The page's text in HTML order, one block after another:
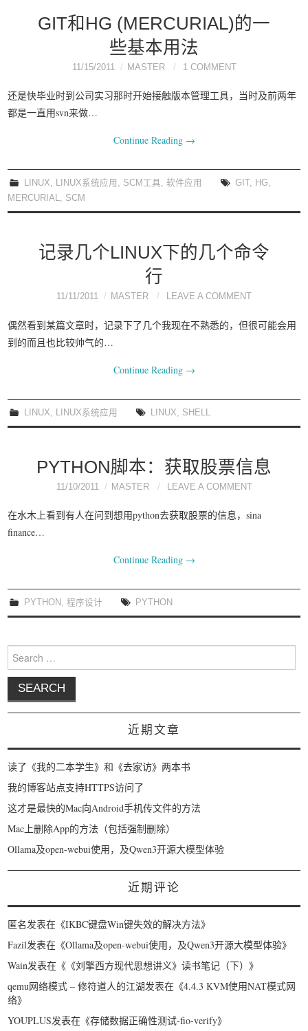
GIT和HG (MERCURIAL)的一
些基本用法
11/15/2011 MASTER 1 COMMENT
还是快毕业时到公司实习那时开始接触版本管理工具，当时及前两年
都是一直用svn来做…
Continue Reading →
LINUX, LINUX系统应用 , SCM工具,软件应用 GIT , HG,
MERCURIAL, SCM
记录几个LINUX下的几个命令
行
11/11/2011 MASTER LEAVE A COMMENT
偶然看到某篇文章时，记录下了几个我现在不熟悉的，但很可能会用
到的而且也比较帅气的…
Continue Reading →
LINUX LINUX系统应用 LINUX SHELL
PYTHON脚本：获取股票信息
11/10/2011 MASTER LEAVE A COMMENT
在水木上看到有人在问到想用python去获取股票的信息，sina
finance…
Continue Reading →
PYTHON ,程序设计 PYTHON
Search for:
近期文章
读了《我的二本学生》和《去家访》两本书
我的博客站点支持HTTPS访问了
这才是最快的Mac向Android手机传文件的方法
Mac上删除App的方法（包括强制删除）
Ollama及open-webui使用，及Qwen3开源大模型体验
近期评论
匿名发表在《IKBC键盘Win键失效的解决方法》
Fazil发表在《Ollama及open-webui使用，及Qwen3开源大模型体验》
Wain发表在《 《刘擎西方现代思想讲义》读书笔记（下）》
qemu网络模式 – 修符道人的江湖发表在《4.4.3 KVM使用NAT模式网
络》
YOUPLUS发表在《存储数据正确性测试-fio-verify》